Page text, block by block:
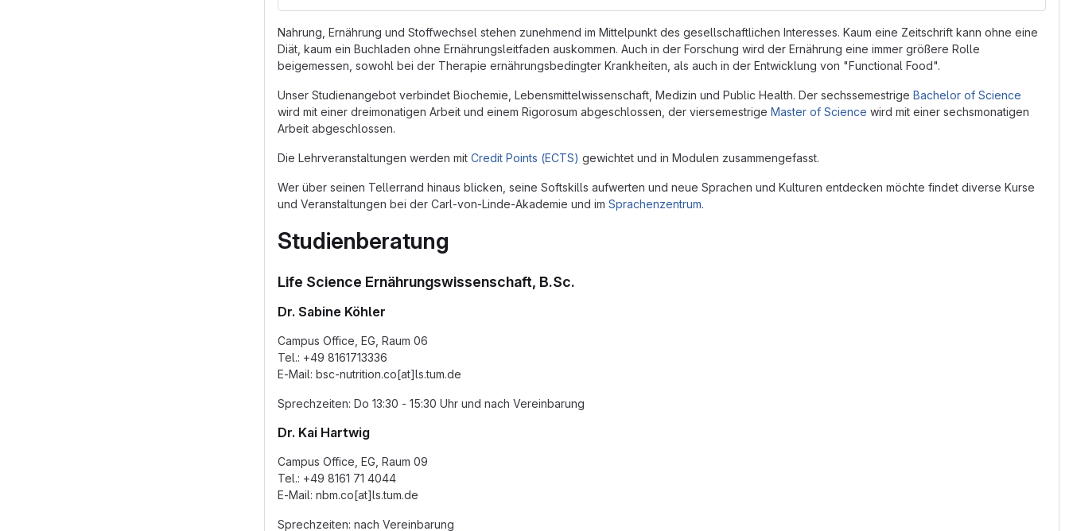
Nahrung, Ernährung und Stoffwechsel stehen zunehmend im Mittelpunkt des gesellschaftlichen Interesses. Kaum eine Zeitschrift kann ohne eine
Diät, kaum ein Buchladen ohne Ernährungsleitfaden auskommen. Auch in der Forschung wird der Ernährung eine immer größere Rolle
beigemessen, sowohl bei der Therapie ernährungsbedingter Krankheiten, als auch in der Entwicklung von "Functional Food".
Unser Studienangebot verbindet Biochemie, Lebensmittelwissenschaft, Medizin und Public Health. Der sechssemestrige Bachelor of Science
wird mit einer dreimonatigen Arbeit und einem Rigorosum abgeschlossen, der viersemestrige Master of Science wird mit einer sechsmonatigen
Arbeit abgeschlossen.
Die Lehrveranstaltungen werden mit Credit Points (ECTS) gewichtet und in Modulen zusammengefasst.
Wer über seinen Tellerrand hinaus blicken, seine Softskills aufwerten und neue Sprachen und Kulturen entdecken möchte findet diverse Kurse
und Veranstaltungen bei der Carl-von-Linde-Akademie und im Sprachenzentrum.
Studienberatung
Life Science Ernährungswissenschaft, B.Sc.
Dr. Sabine Köhler
Campus Office, EG, Raum 06
Tel.: +49 8161713336
E-Mail: bsc-nutrition.co[at]ls.tum.de
Sprechzeiten: Do 13:30 - 15:30 Uhr und nach Vereinbarung
Dr. Kai Hartwig
Campus Office, EG, Raum 09
Tel.: +49 8161 71 4044
E-Mail: nbm.co[at]ls.tum.de
Sprechzeiten: nach Vereinbarung